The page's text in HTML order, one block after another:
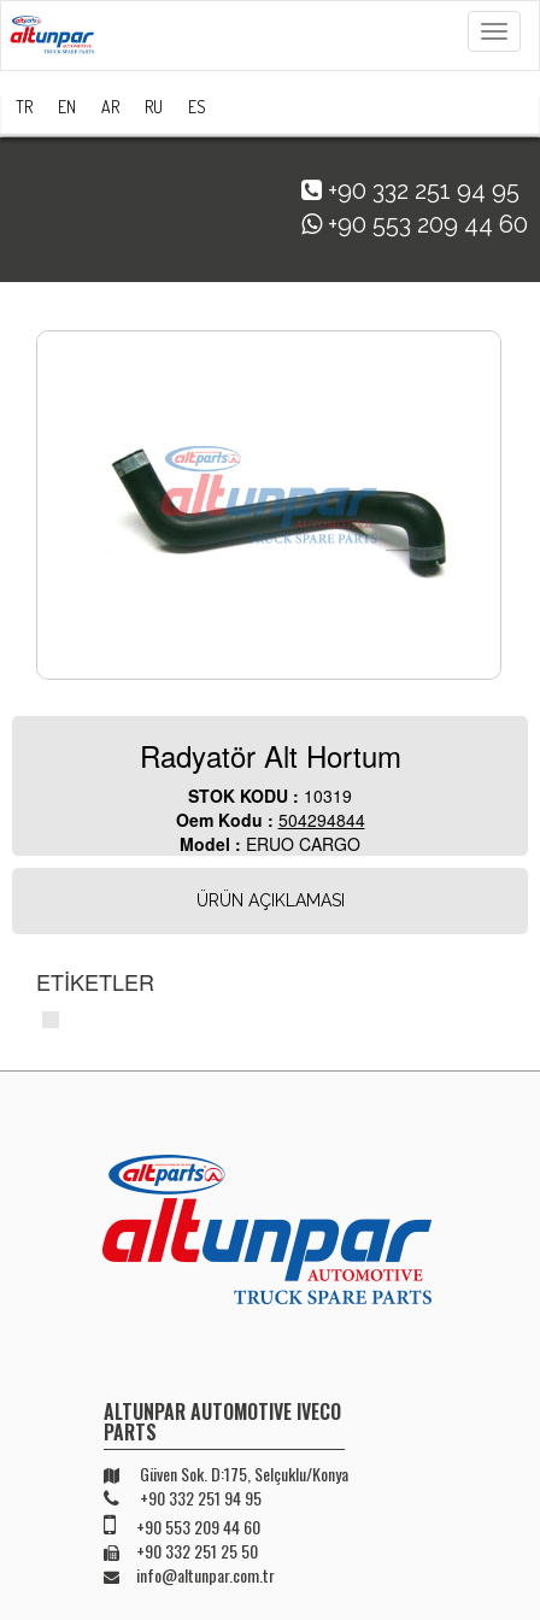
Menü
TR EN AR RU ES
+90 332 251 94 95
+90 553 209 44 60
Radyatör Alt Hortum
STOK KODU : 10319
Oem Kodu : 504294844
Model : ERUO CARGO
ÜRÜN AÇIKLAMASI
ETİKETLER
ALTUNPAR AUTOMOTIVE IVECO
PARTS
Güven Sok. D:175, Selçuklu/Konya
+90 332 251 94 95
+90 553 209 44 60
+90 332 251 25 50
info@altunpar.com.tr